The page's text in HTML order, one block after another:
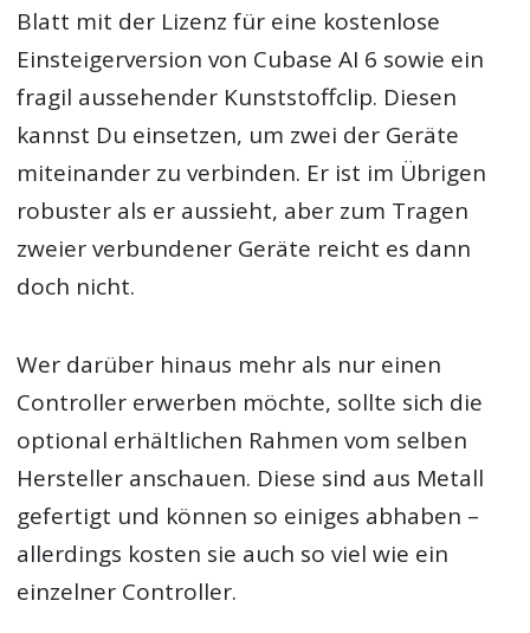
Blatt mit der Lizenz für eine kostenlose
Einsteigerversion von Cubase AI 6 sowie ein
fragil aussehender Kunststoffclip. Diesen
kannst Du einsetzen, um zwei der Geräte
miteinander zu verbinden. Er ist im Übrigen
robuster als er aussieht, aber zum Tragen
zweier verbundener Geräte reicht es dann
doch nicht.
Wer darüber hinaus mehr als nur einen
Controller erwerben möchte, sollte sich die
optional erhältlichen Rahmen vom selben
Hersteller anschauen. Diese sind aus Metall
gefertigt und können so einiges abhaben –
allerdings kosten sie auch so viel wie ein
einzelner Controller.